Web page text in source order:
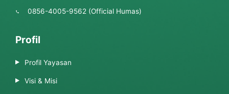
0856-4005-9562 (Official Humas)
Profil
Profil Yayasan
Visi & Misi